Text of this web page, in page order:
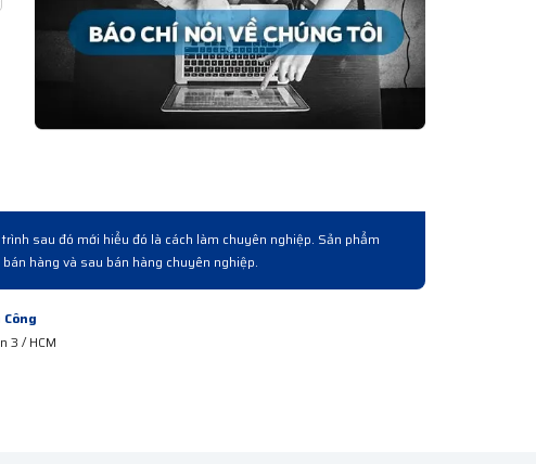
Có người quen giới thiêụ và làm việc qua lấy lô hàng. Về cơ bản là được từ chất lượng
hoá, giá cả và cách phục vụ khách hàng bài bản chuyên nghiệp.